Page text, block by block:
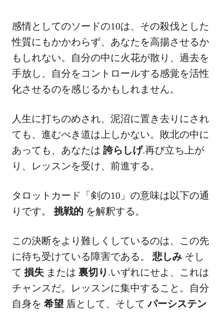
感情としてのソードの10は、その殺伐とした
性質にもかかわらず、あなたを高揚させるか
もしれない。自分の中に火花が散り、過去を
手放し、自分をコントロールする感覚を活性
化させるのを感じるかもしれません。
人生に打ちのめされ、泥沼に置き去りにされ
ても、進むべき道は上しかない。敗北の中に
あっても、あなたは 誇らしげ.再び立ち上が
り、レッスンを受け、前進する。
タロットカード「剣の10」の意味は以下の通
りです。 挑戦的 を解釈する。
この決断をより難しくしているのは、この先
に待ち受けている障害である。 悲しみ そし
て 損失 または 裏切り .いずれにせよ、これは
チャンスだ。レッスンに集中すること。自分
自身を 希望 盾として、そしてパーシステン